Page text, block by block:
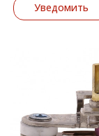
Уведомить